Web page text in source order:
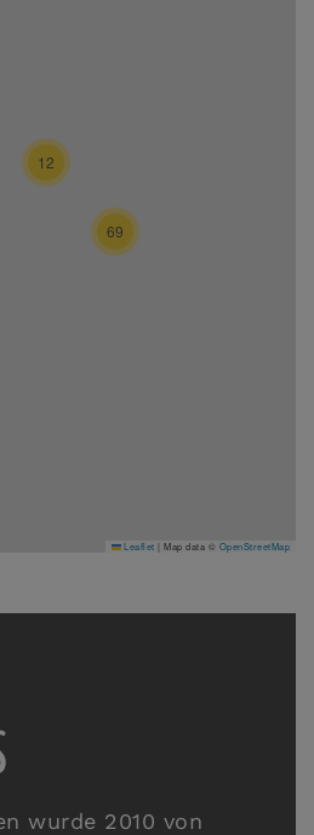
12
69
Leaflet | Map data © OpenStreetMap
wurde 2010 von